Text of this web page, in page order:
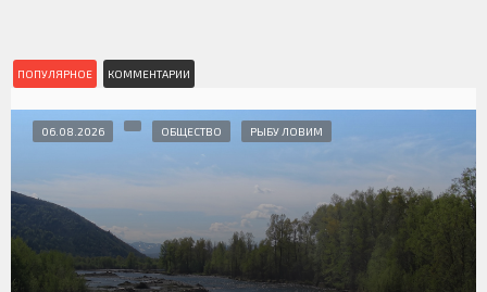
ПОПУЛЯРНОЕ КОММЕНТАРИИ
06.08.2026 ОБЩЕСТВО РЫБУ ЛОВИМ